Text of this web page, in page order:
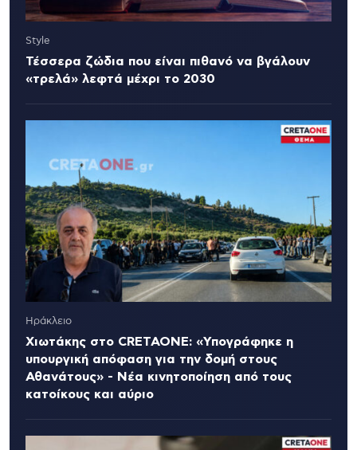
Style
Τέσσερα ζώδια που είναι πιθανό να βγάλουν
«τρελά» λεφτά μέχρι το 2030
Ηράκλειο
Χιωτάκης στο CRETAONE: «Υπογράφηκε η
υπουργική απόφαση για την δομή στους
Αθανάτους» - Νέα κινητοποίηση από τους
κατοίκους και αύριο